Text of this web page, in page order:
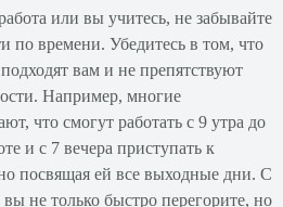
или вы учитесь, не забывайте
по времени. Убедитесь в том, что
вам и не препятствуют
Например, многие
что смогут работать с 9 утра до
и с 7 вечера приступать к
посвящая ей все выходные дни. С
не только быстро перегорите, но